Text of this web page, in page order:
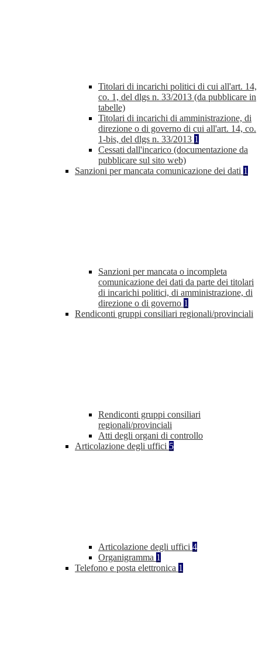
Titolari di incarichi politici di cui all'art. 14,
co. 1, del dlgs n. 33/2013 (da pubblicare in
tabelle)
Titolari di incarichi di amministrazione, di
direzione o di governo di cui all'art. 14, co.
1-bis, del dlgs n. 33/2013 1
Cessati dall'incarico (documentazione da
pubblicare sul sito web)
Sanzioni per mancata comunicazione dei dati 1
Sanzioni per mancata o incompleta
comunicazione dei dati da parte dei titolari
di incarichi politici, di amministrazione, di
direzione o di governo 1
Rendiconti gruppi consiliari regionali/provinciali
Rendiconti gruppi consiliari
regionali/provinciali
Atti degli organi di controllo
Articolazione degli uffici 5
Articolazione degli uffici 4
Organigramma 1
Telefono e posta elettronica 1